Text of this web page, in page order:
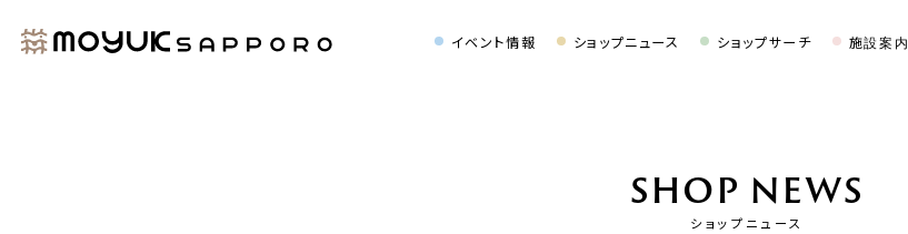
イベント情報 ショップニュース ショップサーチ 施設案内
SHOP NEWS
ショップニュース